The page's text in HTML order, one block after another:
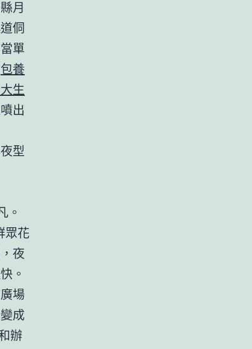
月
侗
單
包養
生
出
型
。
眾花
夜
。
場
成
辦